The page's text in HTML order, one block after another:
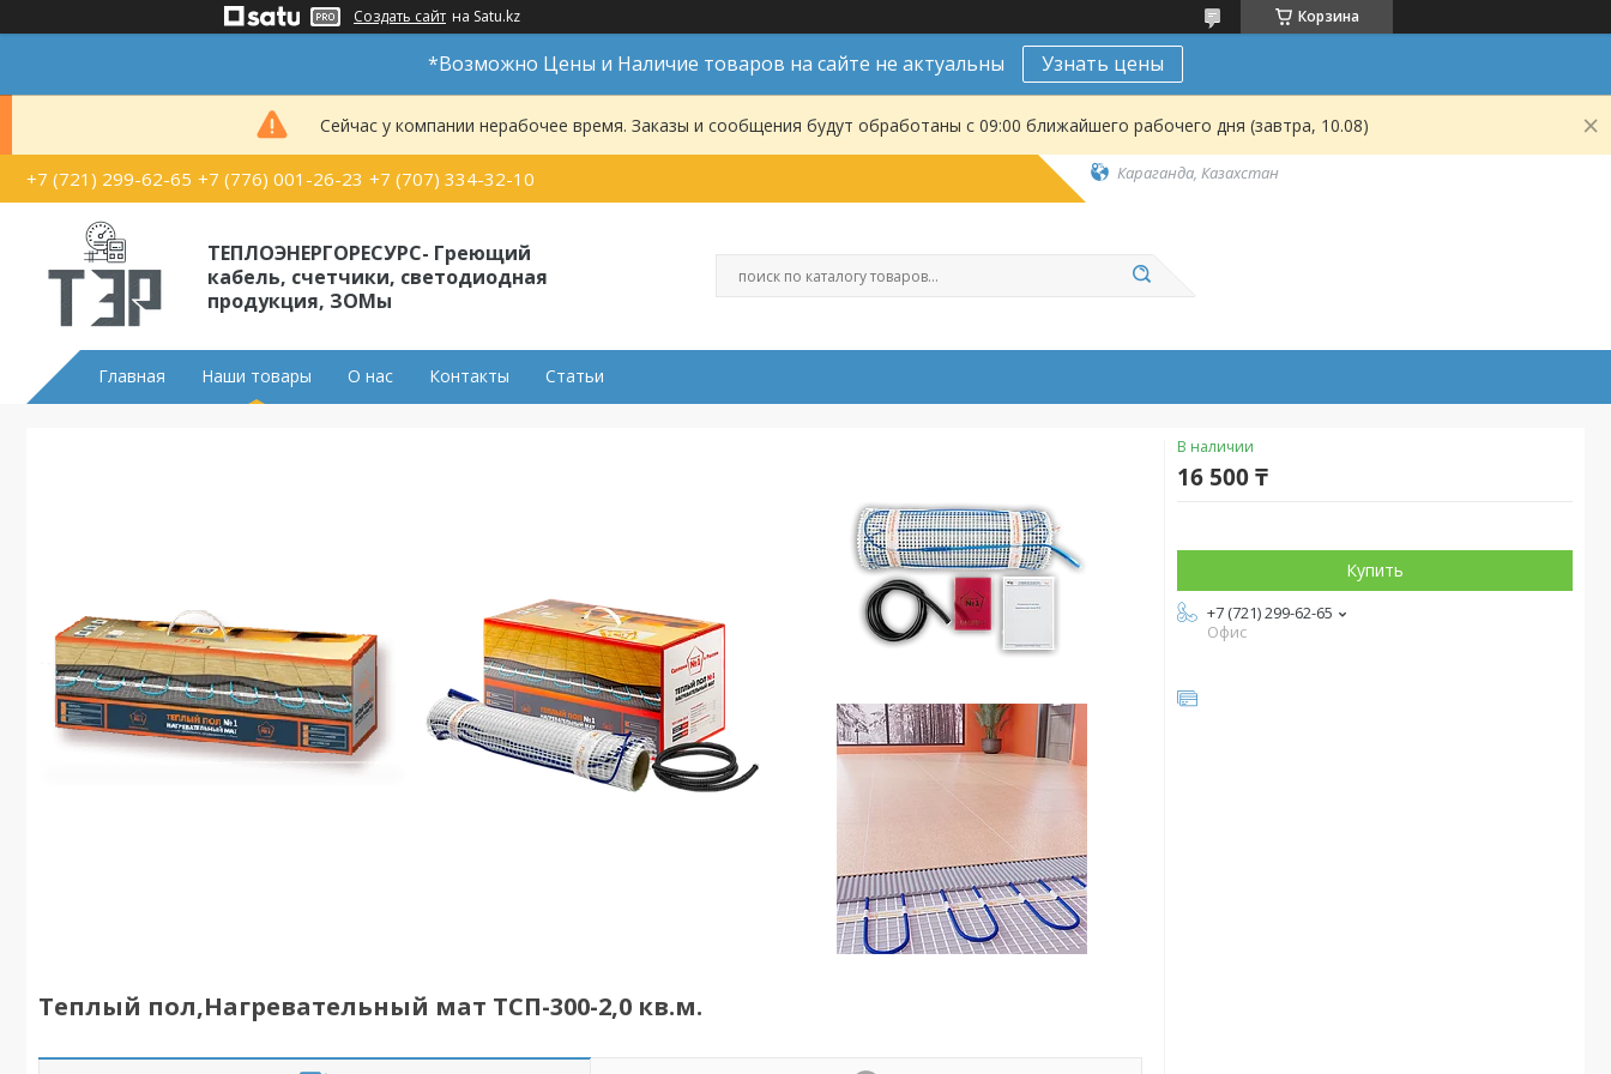
Создать сайт на Satu.kz Корзина
*Возможно Цены и Наличие товаров на сайте не актуальны Узнать цены
Сейчас у компании нерабочее время. Заказы и сообщения будут обработаны с 09:00 ближайшего рабочего дня (завтра, 10.08)
+7 (721) 299-62-65 +7 (776) 001-26-23 +7 (707) 334-32-10 Караганда, Казахстан
ТЕПЛОЭНЕРГОРЕСУРС- Греющий
кабель, счетчики, светодиодная
продукция, ЗОМы
Главная Наши товары О нас Контакты Статьи
Теплый пол,Нагревательный мат ТСП-300-2,0 кв.м.
В наличии
16 500 ₸
Купить
+7 (721) 299-62-65
Офис